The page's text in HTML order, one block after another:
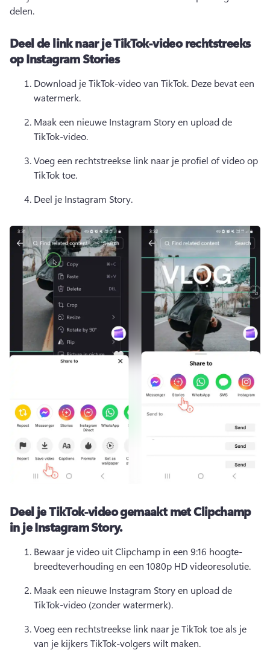
delen.
Deel de link naar je TikTok-video rechtstreeks
op Instagram Stories
Download je TikTok-video van TikTok. Deze bevat een
watermerk.
Maak een nieuwe Instagram Story en upload de
TikTok-video.
Voeg een rechtstreekse link naar je profiel of video op
TikTok toe.
Deel je Instagram Story.
Deel je TikTok-video gemaakt met Clipchamp
in je Instagram Story.
Bewaar je video uit Clipchamp in een 9:16 hoogte-
breedteverhouding en een 1080p HD videoresolutie.
Maak een nieuwe Instagram Story en upload de
TikTok-video (zonder watermerk).
Voeg een rechtstreekse link naar je TikTok toe als je
van je kijkers TikTok-volgers wilt maken.